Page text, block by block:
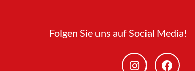
Folgen Sie uns auf Social Media!